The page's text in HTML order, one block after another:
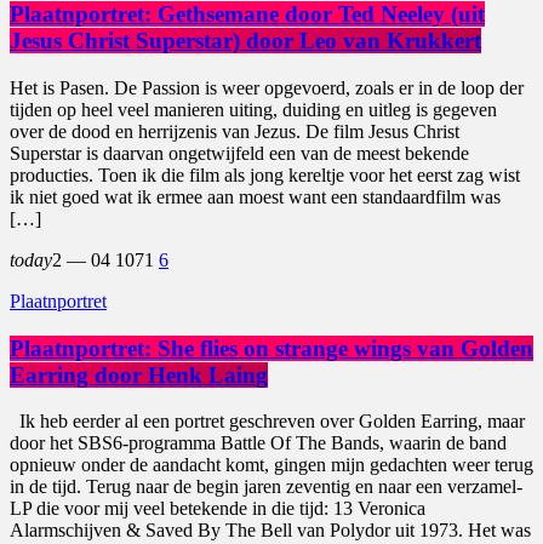
Plaatnportret: Gethsemane door Ted Neeley (uit
Jesus Christ Superstar) door Leo van Krukkert
Het is Pasen. De Passion is weer opgevoerd, zoals er in de loop der
tijden op heel veel manieren uiting, duiding en uitleg is gegeven
over de dood en herrijzenis van Jezus. De film Jesus Christ
Superstar is daarvan ongetwijfeld een van de meest bekende
producties. Toen ik die film als jong kereltje voor het eerst zag wist
ik niet goed wat ik ermee aan moest want een standaardfilm was
[…]
today2 — 04 1071 6
Plaatnportret
Plaatnportret: She flies on strange wings van Golden
Earring door Henk Laing
Ik heb eerder al een portret geschreven over Golden Earring, maar
door het SBS6-programma Battle Of The Bands, waarin de band
opnieuw onder de aandacht komt, gingen mijn gedachten weer terug
in de tijd. Terug naar de begin jaren zeventig en naar een verzamel-
LP die voor mij veel betekende in die tijd: 13 Veronica
Alarmschijven & Saved By The Bell van Polydor uit 1973. Het was